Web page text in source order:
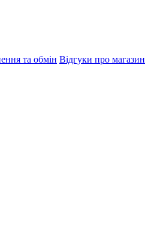
та обмін Відгуки про магазин